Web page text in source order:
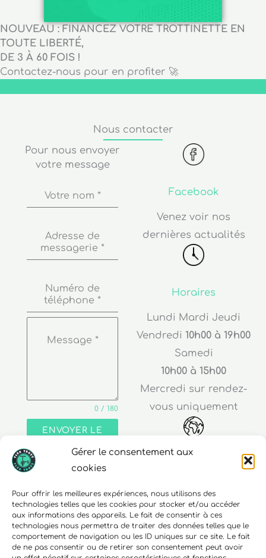
Gérer le consentement aux
cookies
Pour offrir les meilleures expériences, nous utilisons des
technologies telles que les cookies pour stocker et/ou accéder
aux informations des appareils. Le fait de consentir à ces
technologies nous permettra de traiter des données telles que le
comportement de navigation ou les ID uniques sur ce site. Le fait
de ne pas consentir ou de retirer son consentement peut avoir
NOUVEAU : FINANCEZ VOTRE TROTTINETTE EN
TOUTE LIBERTÉ,
DE 3 À 60 FOIS !
Contactez-nous pour en profiter 🚀
Nous contacter
Pour nous envoyer
votre message
Votre nom *
Adresse de
messagerie *
Numéro de
téléphone *
Message *
0 / 180
ENVOYER LE
Facebook
Venez voir nos
dernières actualités
Horaires
Lundi Mardi Jeudi
Vendredi 10h00 à 19h00
Samedi
10h00 à 15h00
Mercredi sur rendez-
vous uniquement
30 rue Edouard Richard
68000 Colmar